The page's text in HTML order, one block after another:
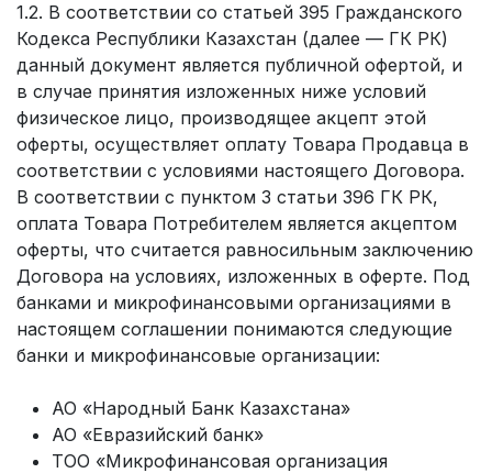
1.2. В соответствии со статьей 395 Гражданского
Кодекса Республики Казахстан (далее — ГК РК)
данный документ является публичной офертой, и
в случае принятия изложенных ниже условий
физическое лицо, производящее акцепт этой
оферты, осуществляет оплату Товара Продавца в
соответствии с условиями настоящего Договора.
В соответствии с пунктом 3 статьи 396 ГК РК,
оплата Товара Потребителем является акцептом
оферты, что считается равносильным заключению
Договора на условиях, изложенных в оферте. Под
банками и микрофинансовыми организациями в
настоящем соглашении понимаются следующие
банки и микрофинансовые организации:
АО «Народный Банк Казахстана»
АО «Евразийский банк»
ТОО «Микрофинансовая организация